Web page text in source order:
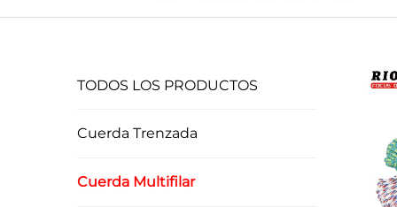
TODOS LOS PRODUCTOS
Cuerda Trenzada
Cuerda Multifilar